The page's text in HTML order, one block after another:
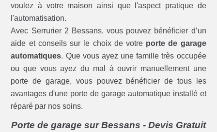
voulez à votre maison ainsi que l'aspect pratique de
l'automatisation.
Avec Serrurier 2 Bessans, vous pouvez bénéficier d’un
aide et conseils sur le choix de votre porte de garage
automatiques. Que vous ayez une famille très occupée
ou que vous ayez du mal à ouvrir manuellement une
porte de garage, vous pouvez bénéficier de tous les
avantages d'une porte de garage automatique installé et
réparé par nos soins.
Porte de garage sur Bessans - Devis Gratuit